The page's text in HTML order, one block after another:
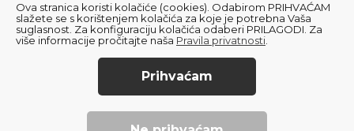
El. rolo zastor na stražnjem staklu
Keramičke kočnice
20" Alu sa ljetnim Continental gumama
Porsche
© 2022 . All Rights Reserved.
Pravila privatnosti
Ova stranica koristi kolačiće (cookies). Odabirom PRIHVAĆAM
slažete se s korištenjem kolačića za koje je potrebna Vaša
suglasnost. Za konfiguraciju kolačića odaberi PRILAGODI. Za
više informacije pročitajte naša Pravila privatnosti
Prihvaćam